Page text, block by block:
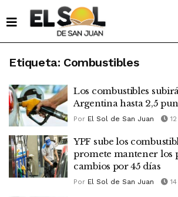
Etiqueta: Combustibles
Los combustibles
Argentina hasta 2,5
Por El Sol de San Juan
YPF sube los
promete mantener los
cambios por 45 días
Por El Sol de San Juan